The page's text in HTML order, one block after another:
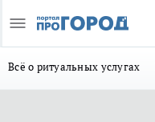
Всё о ритуальных услугах